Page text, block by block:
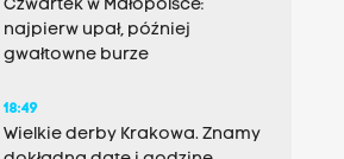
Czwartek w Małopolsce:
najpierw upał, później
gwałtowne burze
18:49
Wielkie derby Krakowa. Znamy